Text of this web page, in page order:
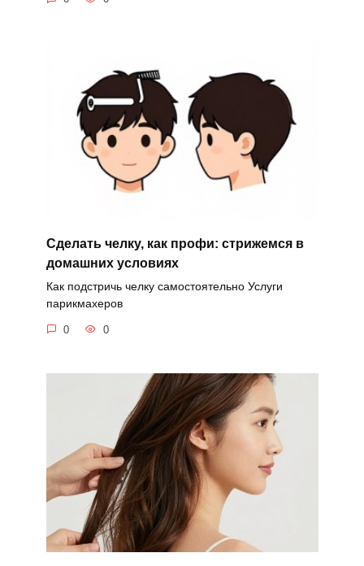
Сделать челку, как профи: стрижемся в
домашних условиях
Как подстричь челку самостоятельно Услуги
парикмахеров
0 0